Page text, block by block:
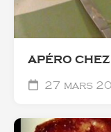
APÉRO CHEZ
27 mars